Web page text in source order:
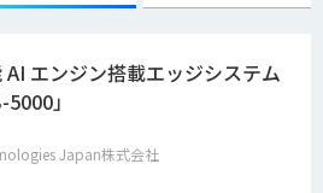
AI エンジン搭載エッジシステム
5000」
Japan株式会社